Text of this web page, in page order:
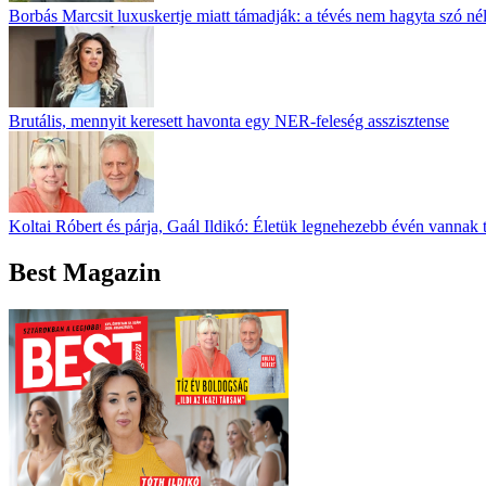
Borbás Marcsit luxuskertje miatt támadják: a tévés nem hagyta szó
Brutális, mennyit keresett havonta egy NER-feleség asszisztense
Koltai Róbert és párja, Gaál Ildikó: Életük legnehezebb évén vannak
Best Magazin